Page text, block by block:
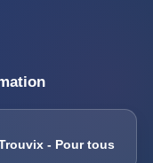
- Pour tous